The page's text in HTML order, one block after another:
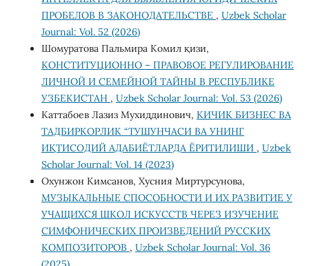
ПРОБЕЛОВ В ЗАКОНОДАТЕЛЬСТВЕ , Uzbek Scholar
Journal: Vol. 52 (2026)
Шомуратова Пальмира Комил қизи,
КОНСТИТУЦИОННО – ПРАВОВОЕ РЕГУЛИРОВАНИЕ
ЛИЧНОЙ И СЕМЕЙНОЙ ТАЙНЫ В РЕСПУБЛИКЕ
УЗБЕКИСТАН , Uzbek Scholar Journal: Vol. 53 (2026)
Каттабоев Лазиз Мухиддинович, КИЧИК БИЗНЕС ВА
ТАДБИРКОРЛИК “ТУШУНЧАСИ ВА УНИНГ
ИҚТИСОДИЙ АДАБИЁТЛАРДА ЁРИТИЛИШИ , Uzbek
Scholar Journal: Vol. 14 (2023)
Охунжон Кимсанов, Хусния Миртурсунова,
МУЗЫКАЛЬНЫЕ СПОСОБНОСТИ И ИХ РАЗВИТИЕ У
УЧАЩИХСЯ ШКОЛ ИСКУССТВ ЧЕРЕЗ ИЗУЧЕНИЕ
СИМФОНИЧЕСКИХ ПРОИЗВЕДЕНИЙ РУССКИХ
КОМПОЗИТОРОВ , Uzbek Scholar Journal: Vol. 36